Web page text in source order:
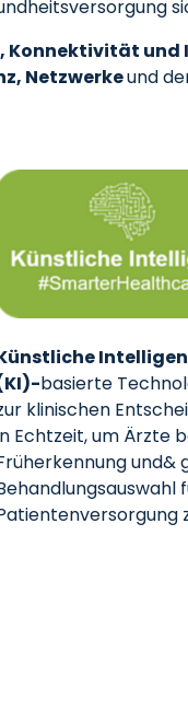
Konnektivität
Netzwerkeund
basierte
klinischen
Echtzeit, um Ärzte
und&